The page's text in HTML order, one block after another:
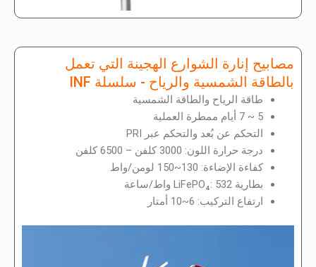
مصابيح إنارة الشوارع الهجينة التي تعمل
بالطاقة الشمسية والرياح - سلسلة INF
طاقة الرياح والطاقة الشمسية
5 ~ 7 أيام ممطرة العملية
التحكم عن بُعد والتحكم عبر PRI
درجة حرارة اللون: 3000 كلفن – 6500 كلفن
كفاءة الإضاءة: 130~150 لومن/واط
بطارية LiFePO₄: 532 واط/ساعة
ارتفاع التركيب: 6~10 أمتار